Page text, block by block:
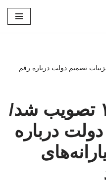
شد/ جزییات تصمیم دولت درباره رقم
رقم یارانه ۱۴۰۵ تصویب شد/
درباره